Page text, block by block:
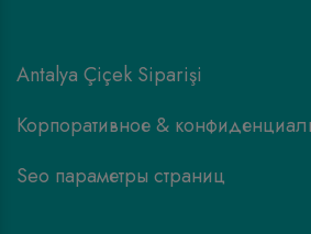
Antalya Çiçek Siparişi
Корпоративное &
Seo параметры страниц